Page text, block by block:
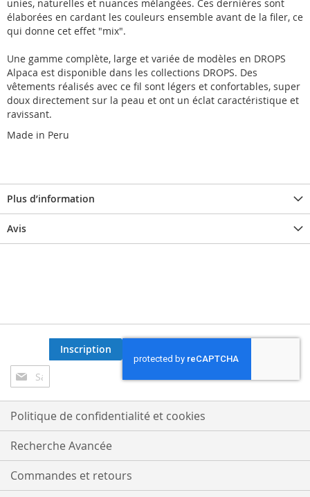
unies, naturelles et nuances mélangées. Ces dernières sont
élaborées en cardant les couleurs ensemble avant de la filer, ce
qui donne cet effet "mix".
Une gamme complète, large et variée de modèles en DROPS
Alpaca est disponible dans les collections DROPS. Des
vêtements réalisés avec ce fil sont légers et confortables, super
doux directement sur la peau et ont un éclat caractéristique et
ravissant.
Made in Peru
Plus d’information
Avis
Inscription
à
notre
lettre
d’information
:
Inscription
Politique de confidentialité et cookies
Recherche Avancée
Commandes et retours